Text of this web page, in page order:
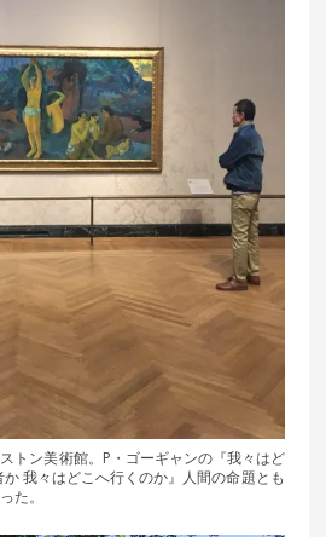
トン美術館。P・ゴーギャンの『我々はど
我々はどこへ行くのか』人間の命題とも
た。